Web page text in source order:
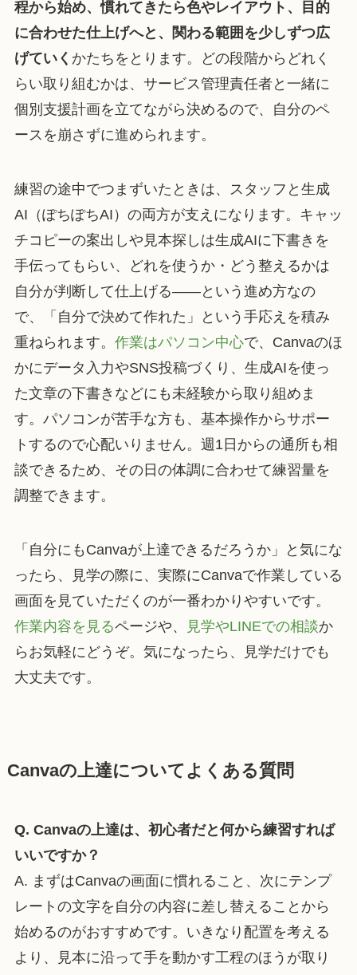
程から始め、慣れてきたら色やレイアウト、目的
に合わせた仕上げへと、関わる範囲を少しずつ広
げていく かたちをとります。どの段階からどれく
らい取り組むかは、サービス管理責任者と一緒に
個別支援計画を立てながら決めるので、自分のペ
ースを崩さずに進められます。
練習の途中でつまずいたときは、スタッフと生成
AI（ぽちぽちAI）の両方が支えになります。キャッ
チコピーの案出しや見本探しは生成AIに下書きを
手伝ってもらい、どれを使うか・どう整えるかは
自分が判断して仕上げる——という進め方なの
で、「自分で決めて作れた」という手応えを積み
重ねられます。 作業はパソコン中心で、Canvaのほ
かにデータ入力やSNS投稿づくり、生成AIを使っ
た文章の下書きなどにも未経験から取り組めま
す。パソコンが苦手な方も、基本操作からサポー
トするので心配いりません。週1日からの通所も相
談できるため、その日の体調に合わせて練習量を
調整できます。
「自分にもCanvaが上達できるだろうか」と気にな
ったら、見学の際に、実際にCanvaで作業している
画面を見ていただくのが一番わかりやすいです。
作業内容を見るページや、 見学やLINEでの相談か
らお気軽にどうぞ。気になったら、見学だけでも
大丈夫です。
Canvaの上達についてよくある質問
Q. Canvaの上達は、初心者だと何から練習すれば
いいですか？
A. まずはCanvaの画面に慣れること、次にテンプ
レートの文字を自分の内容に差し替えることから
始めるのがおすすめです。いきなり配置を考える
より、見本に沿って手を動かす工程のほうが取り